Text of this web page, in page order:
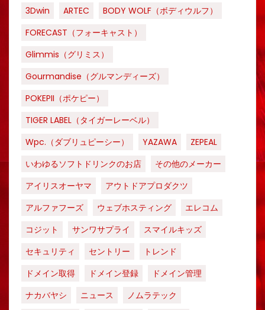
3Dwin ARTEC
BODY WOLF（ボディウルフ）
FORECAST（フォーキャスト）
Glimmis（グリミス）
Gourmandise（グルマンディーズ）
POKEPII（ポケピー）
TIGER LABEL（タイガーレーベル）
Wpc.（ダブリュピーシー）
YAZAWA
ZEPEAL
いわゆるソフトドリンクのお店
その他のメーカー
アイリスオーヤマ
アウトドアプロダクツ
アルファフーズ
ウェブホスティング
エレコム
コジット
サンワサプライ
スマイルキッズ
セキュリティ
セントリー
トレンド
ドメイン取得
ドメイン登録
ドメイン管理
ナカバヤシ
ニュース
ノムラテック